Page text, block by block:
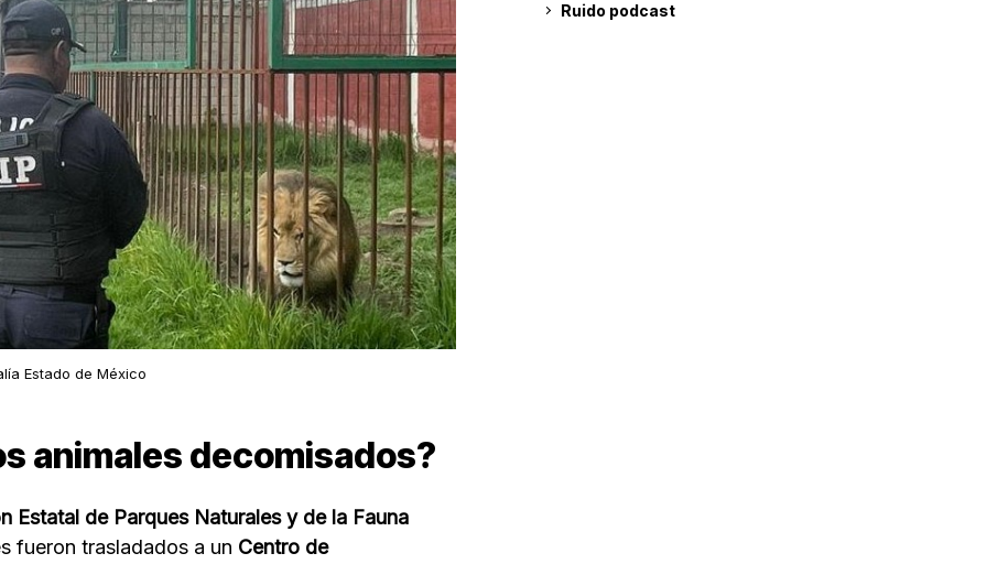
Estado de México
animales decomisados?
Estatal de Parques Naturales y de la Fauna
fueron trasladados a un Centro de
Ruido podcast